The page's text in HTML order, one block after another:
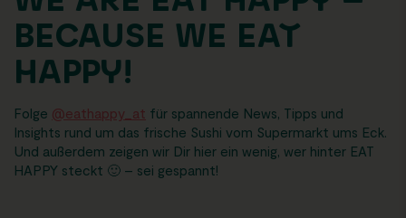
BECAUSE WE EAT
HAPPY!
Folge @eathappy_at für spannende News, Tipps und
Insights rund um das frische Sushi vom Supermarkt ums Eck.
Und außerdem zeigen wir Dir hier ein wenig, wer hinter EAT
HAPPY steckt 🙂 – sei gespannt!